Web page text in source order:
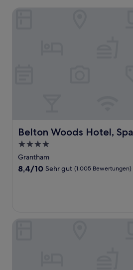
Belton Woods Hotel,
Belton Woods Hotel, Spa &
4.0-
Sterne-
Unterkunft
Grantham
8.4
Bewertungen)
8,4/10 Sehr gut (1.005 Bewertungen)